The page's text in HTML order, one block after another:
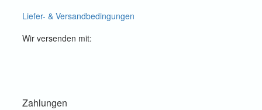
Liefer- & Versandbedingungen
Wir versenden mit:
Zahlungen